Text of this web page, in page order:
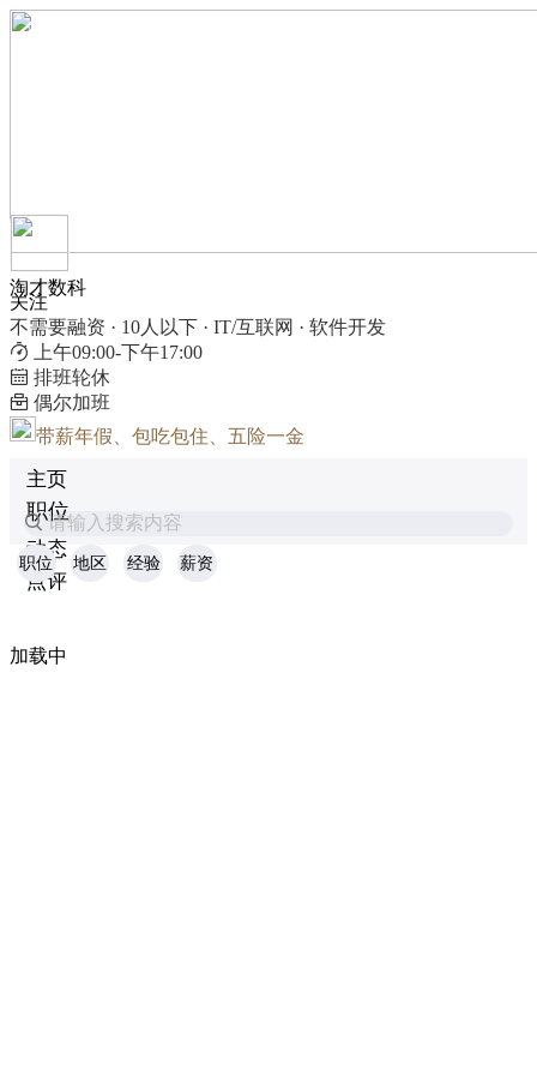
淘才数科
关注
不需要融资 · 10人以下 · IT/互联网 · 软件开发
上午09:00-下午17:00
排班轮休
偶尔加班
带薪年假、包吃包住、五险一金
主页
职位
动态
点评
请输入搜索内容
职位 地区 经验 薪资
加载中